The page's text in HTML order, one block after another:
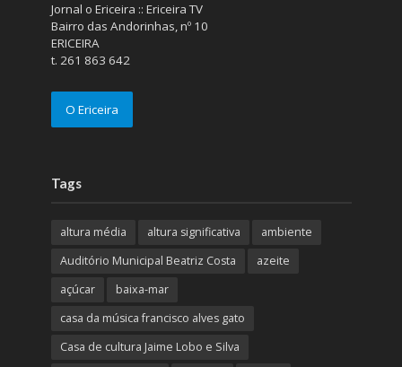
Jornal o Ericeira :: Ericeira TV
Bairro das Andorinhas, nº 10
ERICEIRA
t. 261 863 642
O Ericeira
Tags
altura média altura significativa
ambiente
Auditório Municipal Beatriz Costa
azeite
açúcar
baixa-mar
casa da música francisco alves gato
Casa de cultura Jaime Lobo e Silva